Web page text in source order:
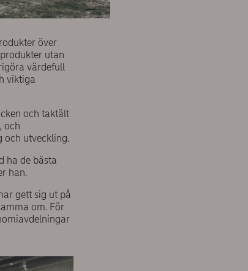
över
utan
värdefull
viktiga
och taktält
och
och utveckling.
ha de bästa
han.
gett sig ut på
om. För